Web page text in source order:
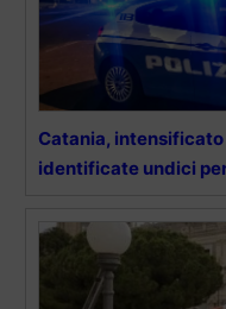
Catania,
identificate undici